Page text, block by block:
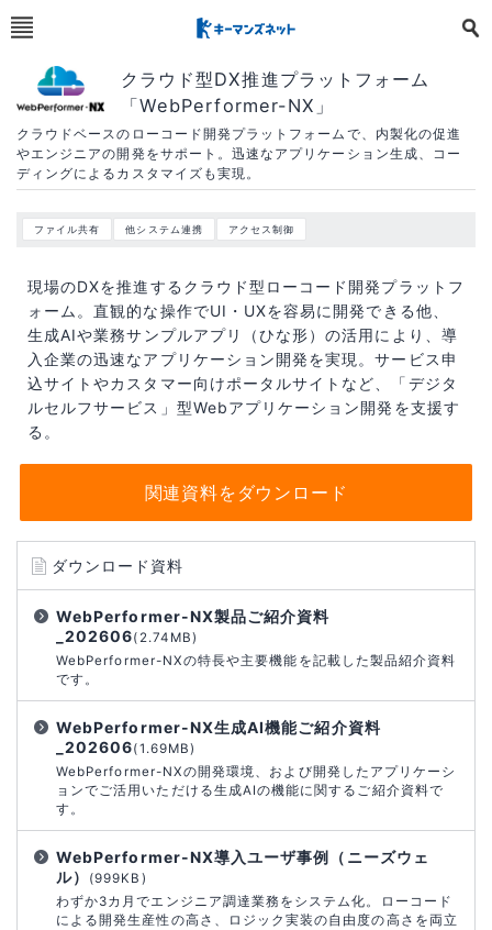
クラウド型DX推進プラットフォーム
「WebPerformer-NX」
クラウドベースのローコード開発プラットフォームで、内製化の促進
やエンジニアの開発をサポート。迅速なアプリケーション生成、コー
ディングによるカスタマイズも実現。
ファイル共有 他システム連携 アクセス制御
現場のDXを推進するクラウド型ローコード開発プラットフ
ォーム。直観的な操作でUI・UXを容易に開発できる他、
生成AIや業務サンプルアプリ（ひな形）の活用により、導
入企業の迅速なアプリケーション開発を実現。サービス申
込サイトやカスタマー向けポータルサイトなど、「デジタ
ルセルフサービス」型Webアプリケーション開発を支援す
る。
関連資料をダウンロード
ダウンロード資料
WebPerformer-NX製品ご紹介資料
_202606(2.74MB)
WebPerformer-NXの特長や主要機能を記載した製品紹介資料
です。
WebPerformer-NX生成AI機能ご紹介資料
_202606(1.69MB)
WebPerformer-NXの開発環境、および開発したアプリケーシ
ョンでご活用いただける生成AIの機能に関するご紹介資料で
す。
WebPerformer-NX導入ユーザ事例（ニーズウェ
ル）
(999KB)
わずか3カ月でエンジニア調達業務をシステム化。ローコード
による開発生産性の高さ、ロジック実装の自由度の高さを両立